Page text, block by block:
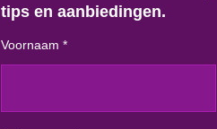
tips en aanbiedingen.
Voornaam *